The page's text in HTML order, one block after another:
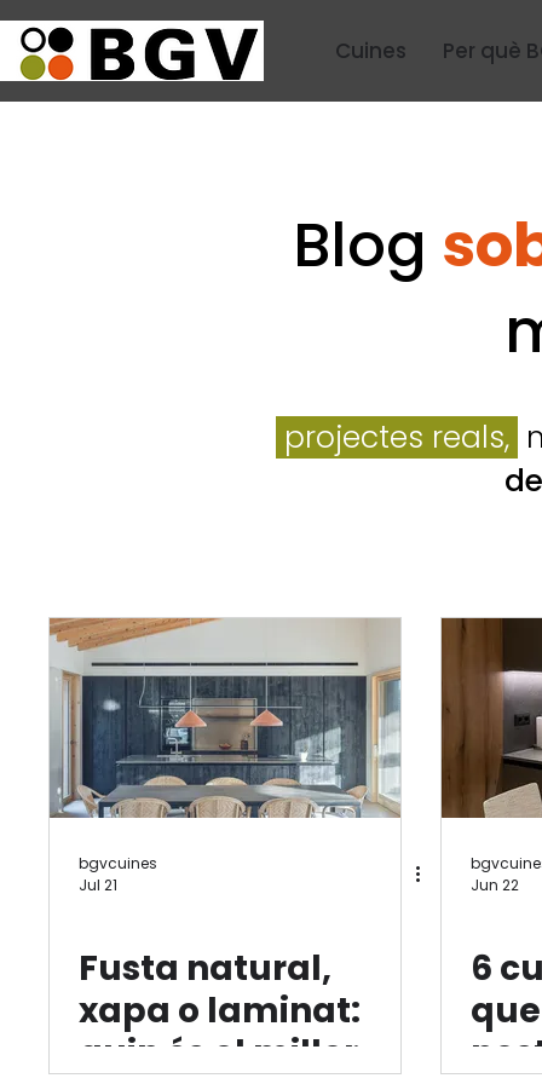
Cuines Per què
Blog
projectes reals,
bgvcuines
Jul 21
Fusta natural,
xapa o laminat:
quin és el millor
Jun 22
6